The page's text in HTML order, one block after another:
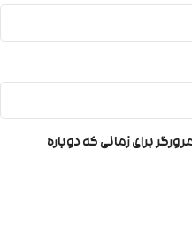
برای زمانی که دوباره